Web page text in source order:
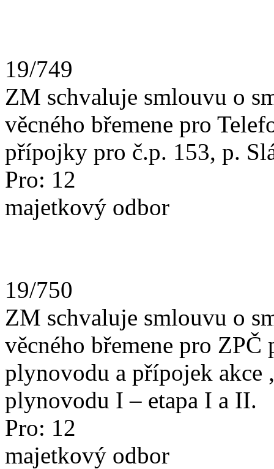
19/749
ZM schvaluje smlouvu o
věcného břemene pro
přípojky pro č.p. 153, p.
Pro:
majetkový odbor
19/750
ZM schvaluje smlouvu o
věcného břemene pro ZPČ
plynovodu a přípojek akce
plynovodu I – etapa I a II.
Pro:
majetkový odbor